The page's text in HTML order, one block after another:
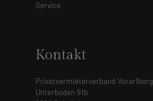
Service
Kontakt
Privatvermieterverband Vorarlberg
Unterboden 91b